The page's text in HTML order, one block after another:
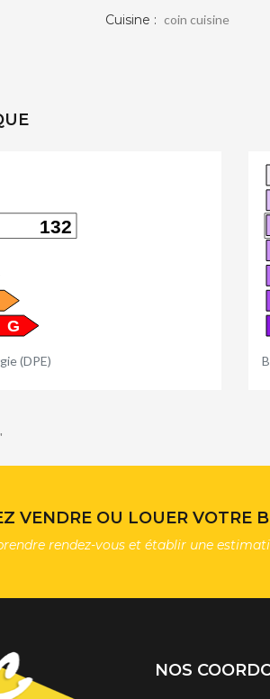
Cuisine : coin cuisine
132
G
(DPE)
DE 76.61 M2 AVEC 2
VENDRE OU LOUER VOTRE
rendez-vous et établir une
NOS